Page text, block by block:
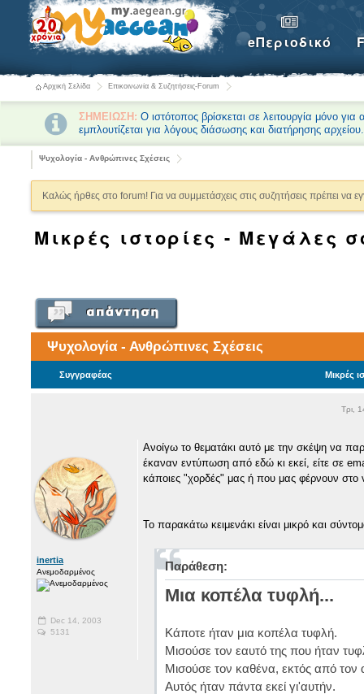
eΠεριοδικό
Αρχική Σελίδα Επικοινωνία & Συζητήσεις-Forum
ΣΗΜΕΙΩΣΗ: Ο ιστότοπος βρίσκεται σε λειτουργία μόνο
εμπλουτίζεται για λόγους διάσωσης και διατήρησης αρχείου.
Ψυχολογία - Ανθρώπινες Σχέσεις
Καλώς ήρθες στο forum! Για να συμμετάσχεις στις συζητήσεις πρέπει να
Μικρές ιστορίες - Μεγάλες
Ψυχολογία - Ανθρώπινες Σχέσεις
Συγγραφέας Μικρές
Τρι,
inertia
Ανεμοδαρμένος
Dec 14, 2003
5131
Ανοίγω το θεματάκι αυτό με την σκέψη να
έκαναν εντύπωση από εδώ κι εκεί, είτε σε
κάποιες "χορδές" μας ή που μας φέρνουν
Το παρακάτω κειμενάκι είναι μικρό και
Παράθεση:
Μια κοπέλα τυφλή...
Κάποτε ήταν μια κοπέλα τυφλή.
Μισούσε τον εαυτό της που ήταν
Μισούσε τον καθένα, εκτός από τον
Αυτός ήταν πάντα εκεί γι'αυτήν.